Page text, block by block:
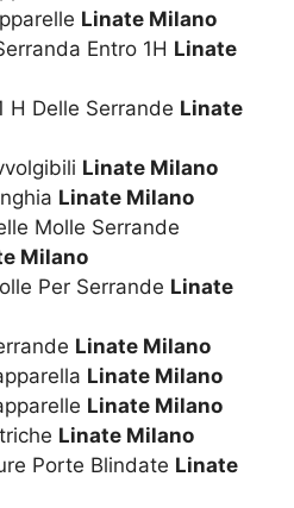
Linate Milano
Entro 1H Linate
H Delle Serrande Linate
Linate Milano
Linate Milano
Molle Serrande
Milano
Per Serrande Linate
Linate Milano
Linate Milano
Linate Milano
Linate Milano
Porte Blindate Linate